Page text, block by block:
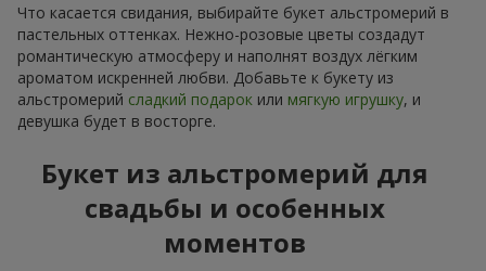
Что касается свидания, выбирайте букет альстромерий в
пастельных оттенках. Нежно-розовые цветы создадут
романтическую атмосферу и наполнят воздух лёгким
ароматом искренней любви. Добавьте к букету из
альстромерий сладкий подарок или мягкую игрушку, и
девушка будет в восторге.
Букет из альстромерий для
свадьбы и особенных
моментов